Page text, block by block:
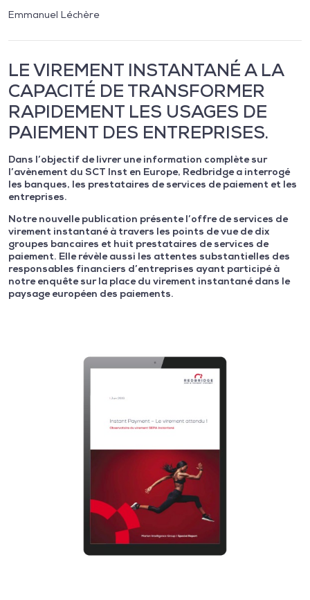
Emmanuel Léchère
LE VIREMENT INSTANTANÉ A LA
CAPACITÉ DE TRANSFORMER
RAPIDEMENT LES USAGES DE
PAIEMENT DES ENTREPRISES.
Dans l’objectif de livrer une information complète sur
l’avènement du SCT Inst en Europe, Redbridge a interrogé
les banques, les prestataires de services de paiement et les
entreprises.
Notre nouvelle publication présente l’offre de services de
virement instantané à travers les points de vue de dix
groupes bancaires et huit prestataires de services de
paiement. Elle révèle aussi les attentes substantielles des
responsables financiers d’entreprises ayant participé à
notre enquête sur la place du virement instantané dans le
paysage européen des paiements.